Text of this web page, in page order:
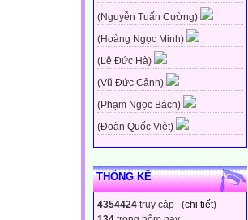
(Nguyễn Tuấn Cường)
(Hoàng Ngọc Minh)
(Lê Đức Hà)
(Vũ Đức Cảnh)
(Phạm Ngọc Bách)
(Đoàn Quốc Việt)
THỐNG KÊ
4354424 truy cập (chi tiết)